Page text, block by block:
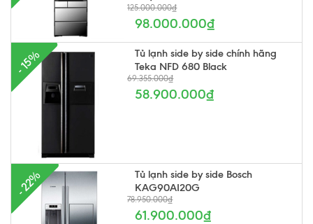
125.000.000₫
98.000.000₫
- 15%
Tủ lạnh side by side chính hãng
Teka NFD 680 Black
69.355.000₫
58.900.000₫
- 22%
Tủ lạnh side by side Bosch
KAG90AI20G
78.950.000₫
61.900.000₫